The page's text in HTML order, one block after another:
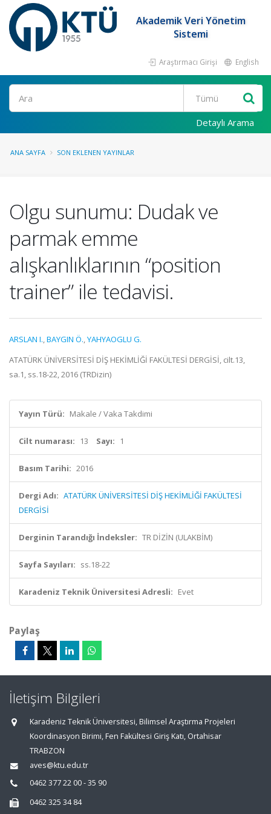
Akademik Veri Yönetim
Sistemi
Araştırmacı Girişi English
Ara
Detaylı Arama
ANA SAYFA SON EKLENEN YAYINLAR
Olgu sunumu: Dudak ve
parmak emme
alışkanlıklarının “position
trainer” ile tedavisi.
ARSLAN I.,BAYGIN Ö.,YAHYAOGLU G.
ATATÜRK ÜNİVERSİTESİ DİŞ HEKİMLİĞİ FAKÜLTESİ DERGİSİ, cilt.13,
sa.1, ss.18-22, 2016 (TRDizin)
Yayın Türü: Makale / Vaka Takdimi
Cilt numarası: 13 Sayı: 1
Basım Tarihi: 2016
Dergi Adı: ATATÜRK ÜNİVERSİTESİ DİŞ HEKİMLİĞİ FAKÜLTESİ
DERGİSİ
Derginin Tarandığı İndeksler: TR DİZİN (ULAKBİM)
Sayfa Sayıları: ss.18-22
Karadeniz Teknik Üniversitesi Adresli: Evet
Paylaş
İletişim Bilgileri
Karadeniz Teknik Üniversitesi, Bilimsel Araştırma Projeleri
Koordinasyon Birimi, Fen Fakültesi Giriş Katı, Ortahisar
TRABZON
aves@ktu.edu.tr
0462 377 22 00 - 35 90
0462 325 34 84